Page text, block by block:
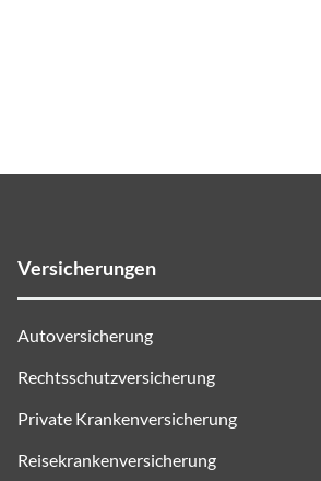
Versicherungen
Autoversicherung
Rechtsschutzversicherung
Private Krankenversicherung
Reisekrankenversicherung